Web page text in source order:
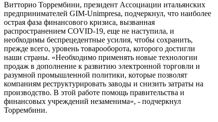
Витторио Торрембини, президент Ассоциации итальянских
предпринимателей GIM-Unimpresa, подчеркнул, что наиболее
острая фаза финансового кризиса, вызванная
распространением COVID-19, еще не наступила, и
необходимы беспрецедентные усилия, чтобы сохранить,
прежде всего, уровень товарооборота, которого достигли
наши страны. «Необходимо применять новые технологии
продаж в дополнение к развитию электронной торговли и
разумной промышленной политики, которые позволят
компаниям реструктурировать заводы и снизить затраты на
производство. В этой работе помощь правительства и
финансовых учреждений незаменима», - подчеркнул
Торрембини.